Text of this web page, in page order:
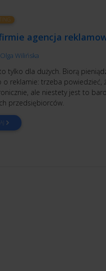
agencja
Olga Wilińska
tylko dla dużych. Biorą
o reklamie: trzeba powiedzieć,
ale niestety jest to
przedsiębiorców.